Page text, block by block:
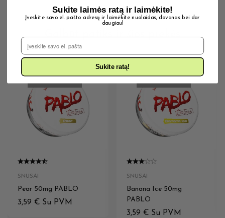
Galbūt patiks ir šios prekės
SNUSAI
Pear 50mg PABLO
3,59 € Su PVM
SNUSAI
Banana Ice 50mg
PABLO
3,59 € Su PVM
Sukite laimės ratą ir laimėkite!
Įveskite savo el. pašto adresą ir laimėkite nuolaidas, dovanas bei dar
daugiau!
El. Pašto adresas
Sukite ratą!